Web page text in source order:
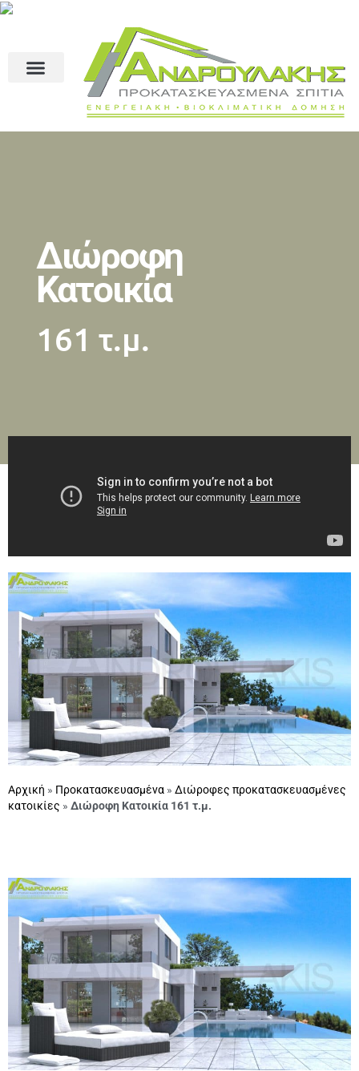
Διώροφη
Κατοικία
161 τ.μ.
Αρχική » Προκατασκευασμένα » Διώροφες προκατασκευασμένες
κατοικίες » Διώροφη Κατοικία 161 τ.μ.